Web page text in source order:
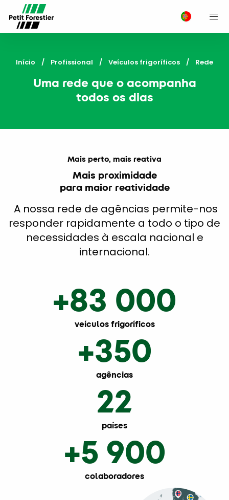
Início Profissional Veículos frigoríficos Current:
Rede
Uma rede que o acompanha
todos os dias
Mais perto, mais reativa
Mais proximidade
para maior reatividade
A nossa rede de agências permite-nos
responder rapidamente a todo o tipo de
necessidades à escala nacional e
internacional.
+83 000
veículos frigoríficos
+350
agências
22
países
+5 900
colaboradores